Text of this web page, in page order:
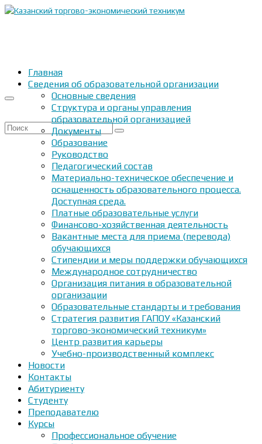
Искать:
Главная
Сведения об образовательной организации
Основные сведения
Структура и органы управления
образовательной организацией
Документы
Образование
Руководство
Педагогический состав
Материально-техническое обеспечение и
оснащенность образовательного процесса.
Доступная среда.
Платные образовательные услуги
Финансово-хозяйственная деятельность
Вакантные места для приема (перевода)
обучающихся
Стипендии и меры поддержки обучающихся
Международное сотрудничество
Организация питания в образовательной
организации
Образовательные стандарты и требования
Стратегия развития ГАПОУ «Казанский
торгово-экономический техникум»
Центр развития карьеры
Учебно-производственный комплекс
Новости
Контакты
Абитуриенту
Студенту
Преподавателю
Курсы
Профессиональное обучение